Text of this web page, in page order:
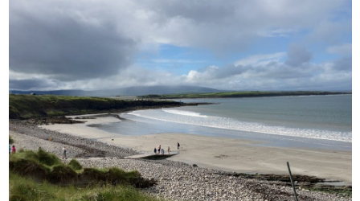
Infos
Erfahrungen
Preise
Gastfamilie